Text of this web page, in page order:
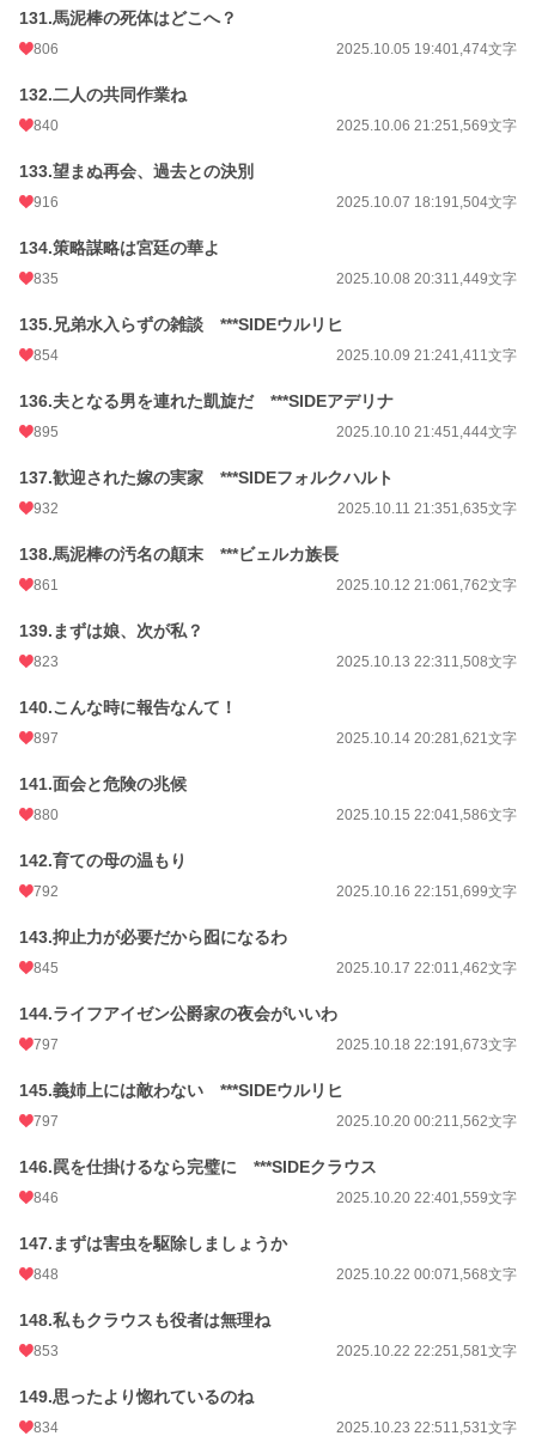
131.馬泥棒の死体はどこへ？
806 2025.10.05 19:401,474文字
132.二人の共同作業ね
840 2025.10.06 21:251,569文字
133.望まぬ再会、過去との決別
916 2025.10.07 18:191,504文字
134.策略謀略は宮廷の華よ
835 2025.10.08 20:311,449文字
135.兄弟水入らずの雑談 ***SIDEウルリヒ
854 2025.10.09 21:241,411文字
136.夫となる男を連れた凱旋だ ***SIDEアデリナ
895 2025.10.10 21:451,444文字
137.歓迎された嫁の実家 ***SIDEフォルクハルト
932 2025.10.11 21:351,635文字
138.馬泥棒の汚名の顛末 ***ビェルカ族長
861 2025.10.12 21:061,762文字
139.まずは娘、次が私？
823 2025.10.13 22:311,508文字
140.こんな時に報告なんて！
897 2025.10.14 20:281,621文字
141.面会と危険の兆候
880 2025.10.15 22:041,586文字
142.育ての母の温もり
792 2025.10.16 22:151,699文字
143.抑止力が必要だから囮になるわ
845 2025.10.17 22:011,462文字
144.ライフアイゼン公爵家の夜会がいいわ
797 2025.10.18 22:191,673文字
145.義姉上には敵わない ***SIDEウルリヒ
797 2025.10.20 00:211,562文字
146.罠を仕掛けるなら完璧に ***SIDEクラウス
846 2025.10.20 22:401,559文字
147.まずは害虫を駆除しましょうか
848 2025.10.22 00:071,568文字
148.私もクラウスも役者は無理ね
853 2025.10.22 22:251,581文字
149.思ったより惚れているのね
834 2025.10.23 22:511,531文字